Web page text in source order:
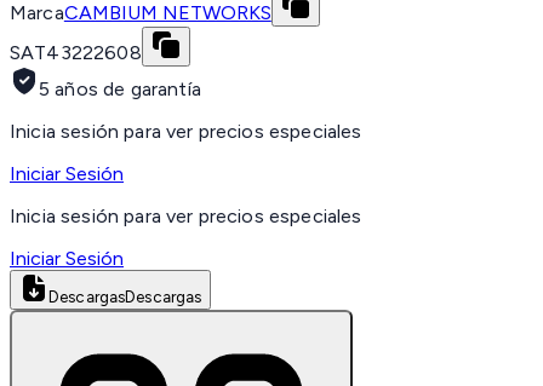
MarcaCAMBIUM NETWORKS
SAT43222608
5 años de garantía
Inicia sesión para ver precios especiales
Iniciar Sesión
Inicia sesión para ver precios especiales
Iniciar Sesión
DescargasDescargas